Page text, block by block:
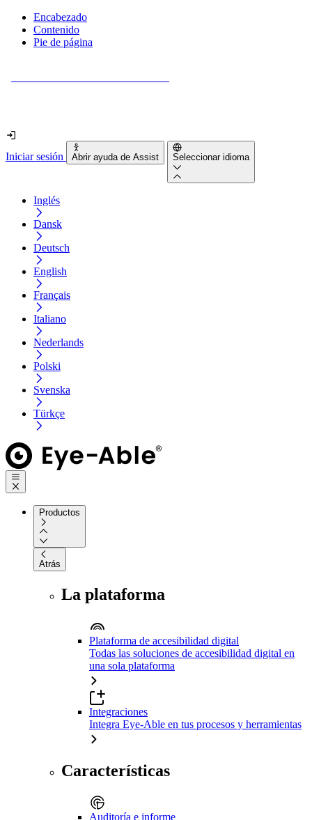
Encabezado
Contenido
Pie de página
Iniciar sesión Abrir ayuda de Assist Seleccionar idioma
Inglés
Dansk
Deutsch
English
Français
Italiano
Nederlands
Polski
Svenska
Türkçe
Productos
Atrás
La plataforma
Plataforma de accesibilidad digital
Todas las soluciones de accesibilidad digital en
una sola plataforma
Integraciones
Integra Eye-Able en tus procesos y herramientas
Características
Auditoría e informe